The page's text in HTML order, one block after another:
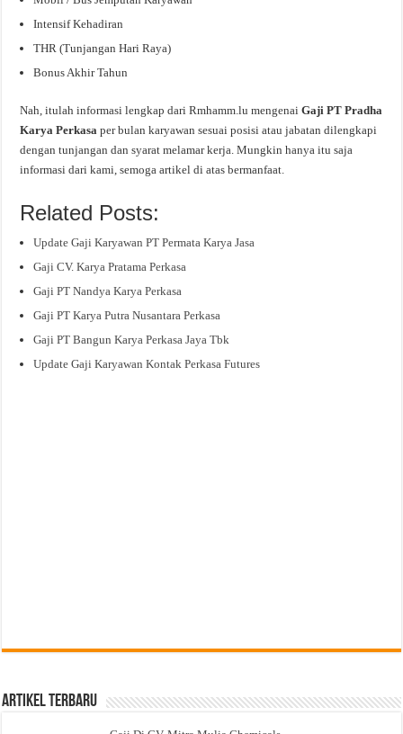
Intensif Kehadiran
THR (Tunjangan Hari Raya)
Bonus Akhir Tahun
Nah, itulah informasi lengkap dari Rmhamm.lu mengenaiGaji PT Pradha
Karya Perkasaper bulan karyawan sesuai posisi atau jabatan dilengkapi
dengan tunjangan dan syarat melamar kerja. Mungkin hanya itu saja
informasi dari kami, semoga artikel di atas bermanfaat.
Related Posts:
Update Gaji Karyawan PT Permata Karya Jasa
Gaji CV. Karya Pratama Perkasa
Gaji PT Nandya Karya Perkasa
Gaji PT Karya Putra Nusantara Perkasa
Gaji PT Bangun Karya Perkasa Jaya Tbk
Update Gaji Karyawan Kontak Perkasa Futures
Artikel Terbaru